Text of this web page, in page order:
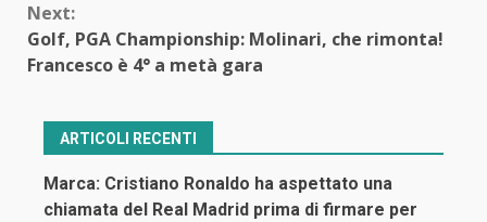
Next:
Golf, PGA Championship: Molinari, che rimonta!
Francesco è 4° a metà gara
ARTICOLI RECENTI
Marca: Cristiano Ronaldo ha aspettato una
chiamata del Real Madrid prima di firmare per